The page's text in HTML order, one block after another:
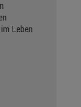
Leben